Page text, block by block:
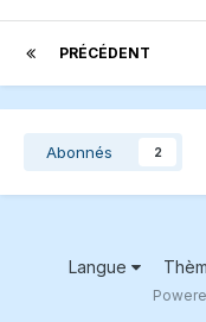
PRÉCÉDENT
Abonnés 2
Langue